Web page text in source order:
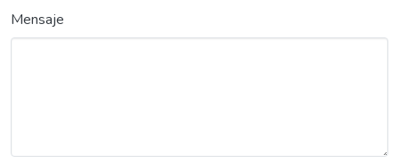
Mensaje